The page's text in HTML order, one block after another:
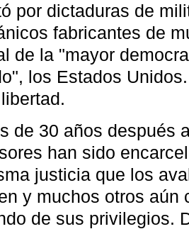
por dictaduras de
fabricantes de
de la "mayor
los Estados
de 30 años después
han sido
justicia que los
y muchos otros aún
de sus privilegios.